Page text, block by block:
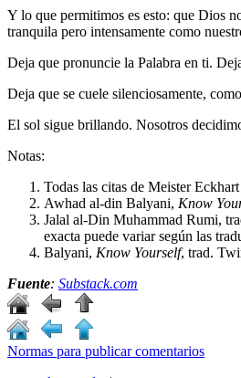
Y lo que permitimos es esto: que Dios
tranquila pero intensamente como
Deja que pronuncie la Palabra en ti.
Deja que se cuele silenciosamente,
El sol sigue brillando. Nosotros
Notas:
Todas las citas de Meister
Awhad al-din Balyani, Know
Jalal al-Din Muhammad Rumi,
exacta puede variar según las
Balyani, Know Yourself, trad.
Fuente: Substack.com
Normas para publicar comentarios